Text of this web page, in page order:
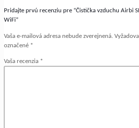
Pridajte prvú recenziu pre “Čistička vzduchu Airbi
WiFi”
Vaša e-mailová adresa nebude zverejnená.
označené *
Vaša recenzia *